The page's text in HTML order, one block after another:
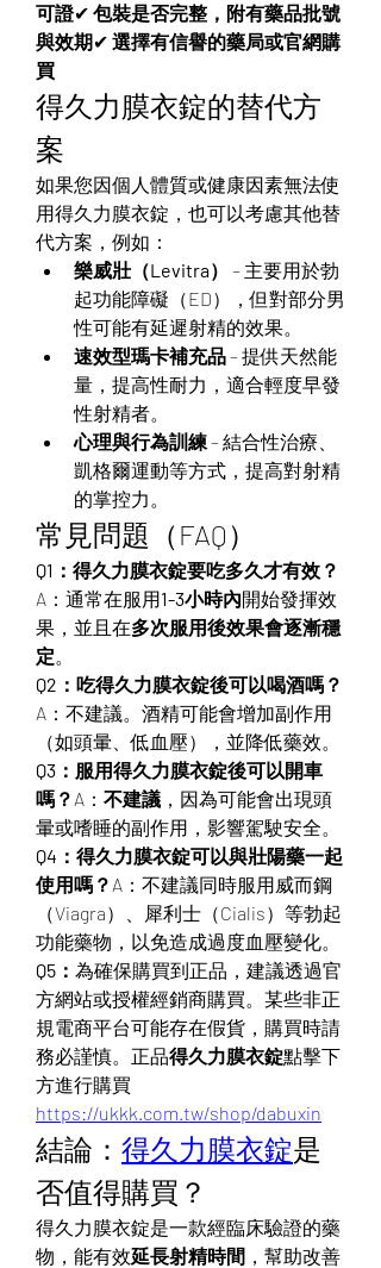
可證✔ 包裝是否完整，附有藥品批號
與效期✔ 選擇有信譽的藥局或官網購
買
得久力膜衣錠的替代方
案
如果您因個人體質或健康因素無法使
用得久力膜衣錠，也可以考慮其他替
代方案，例如：
樂威壯（Levitra）
– 主要用於勃
起功能障礙（ED），但對部分男
性可能有延遲射精的效果。
速效型瑪卡補充品 – 提供天然能
量，提高性耐力，適合輕度早發
性射精者。
心理與行為訓練 – 結合性治療、
凱格爾運動等方式，提高對射精
的掌控力。
常見問題（FAQ）
Q1：得久力膜衣錠要吃多久才有效？
A：通常在服用1-3小時內開始發揮效
果，並且在多次服用後效果會逐漸穩
定。
Q2：吃得久力膜衣錠後可以喝酒嗎？
A：不建議。酒精可能會增加副作用
（如頭暈、低血壓），並降低藥效。
Q3：服用得久力膜衣錠後可以開車
嗎？ A： 不建議 ，因為可能會出現頭
暈或嗜睡的副作用，影響駕駛安全。
Q4：得久力膜衣錠可以與壯陽藥一起
使用嗎？ A：不建議同時服用威而鋼
（Viagra）、犀利士（Cialis）等勃起
功能藥物，以免造成過度血壓變化。
Q5： 為確保購買到正品，建議透過官
方網站或授權經銷商購買。某些非正
規電商平台可能存在假貨，購買時請
務必謹慎。正品得久力膜衣錠點擊下
方進行購買
https://ukkk.com.tw/shop/dabuxin
結論： 得久力膜衣錠是
否值得購買？
得久力膜衣錠是一款經臨床驗證的藥
物，能有效延長射精時間 ，幫助改善